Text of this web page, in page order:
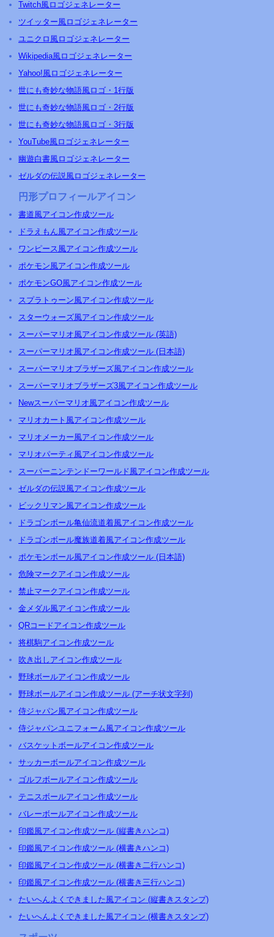
Twitch風ロゴジェネレーター
ツイッター風ロゴジェネレーター
ユニクロ風ロゴジェネレーター
Wikipedia風ロゴジェネレーター
Yahoo!風ロゴジェネレーター
世にも奇妙な物語風ロゴ・1行版
世にも奇妙な物語風ロゴ・2行版
世にも奇妙な物語風ロゴ・3行版
YouTube風ロゴジェネレーター
幽遊白書風ロゴジェネレーター
ゼルダの伝説風ロゴジェネレーター
円形プロフィールアイコン
書道風アイコン作成ツール
ドラえもん風アイコン作成ツール
ワンピース風アイコン作成ツール
ポケモン風アイコン作成ツール
ポケモンGO風アイコン作成ツール
スプラトゥーン風アイコン作成ツール
スターウォーズ風アイコン作成ツール
スーパーマリオ風アイコン作成ツール (英語)
スーパーマリオ風アイコン作成ツール (日本語)
スーパーマリオブラザーズ風アイコン作成ツール
スーパーマリオブラザーズ3風アイコン作成ツール
Newスーパーマリオ風アイコン作成ツール
マリオカート風アイコン作成ツール
マリオメーカー風アイコン作成ツール
マリオパーティ風アイコン作成ツール
スーパーニンテンドーワールド風アイコン作成ツール
ゼルダの伝説風アイコン作成ツール
ビックリマン風アイコン作成ツール
ドラゴンボール亀仙流道着風アイコン作成ツール
ドラゴンボール魔族道着風アイコン作成ツール
ポケモンボール風アイコン作成ツール (日本語)
危険マークアイコン作成ツール
禁止マークアイコン作成ツール
金メダル風アイコン作成ツール
QRコードアイコン作成ツール
将棋駒アイコン作成ツール
吹き出しアイコン作成ツール
野球ボールアイコン作成ツール
野球ボールアイコン作成ツール (アーチ状文字列)
侍ジャパン風アイコン作成ツール
侍ジャパンユニフォーム風アイコン作成ツール
バスケットボールアイコン作成ツール
サッカーボールアイコン作成ツール
ゴルフボールアイコン作成ツール
テニスボールアイコン作成ツール
バレーボールアイコン作成ツール
印鑑風アイコン作成ツール (縦書きハンコ)
印鑑風アイコン作成ツール (横書きハンコ)
印鑑風アイコン作成ツール (横書き二行ハンコ)
印鑑風アイコン作成ツール (横書き三行ハンコ)
たいへんよくできました風アイコン (縦書きスタンプ)
たいへんよくできました風アイコン (横書きスタンプ)